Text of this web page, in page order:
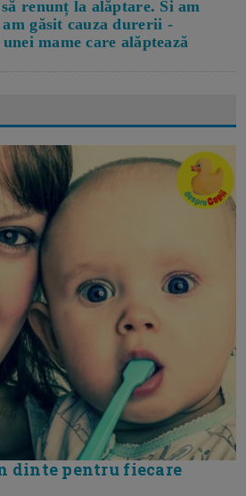
renunț la alăptare. Si am
găsit cauza durerii -
mame care alăptează
dinte pentru fiecare